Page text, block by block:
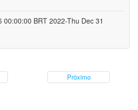
00:00:00 BRT 2022-Thu Dec 31
Próximo